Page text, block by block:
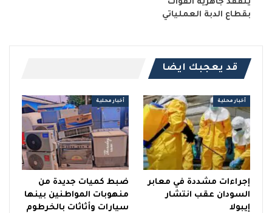
يتفقد جاهزية القوات
بقطاع الدبة العملياتي
قد يعجبك ايضا
أخبار محلية
إجراءات مشددة في معابر
السودان عقب انتشار
إيبولا
أخبار محلية
ضبط كميات جديدة من
منهوبات المواطنين بينها
سيارات وأثاثات بالخرطوم